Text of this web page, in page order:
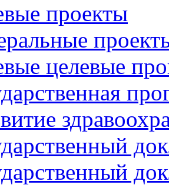
проекты
целевые